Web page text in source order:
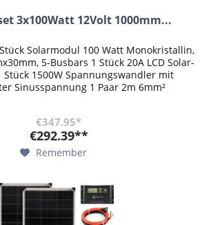
3x100Watt 12Volt 1000mm...
Solarmodul 100 Watt Monokristallin,
5-Busbars 1 Stück 20A LCD Solar-
Stück 1500W Spannungswandler mit
Sinusspannung 1 Paar 2m 6mm²
€347.95*
€292.39**
Remember